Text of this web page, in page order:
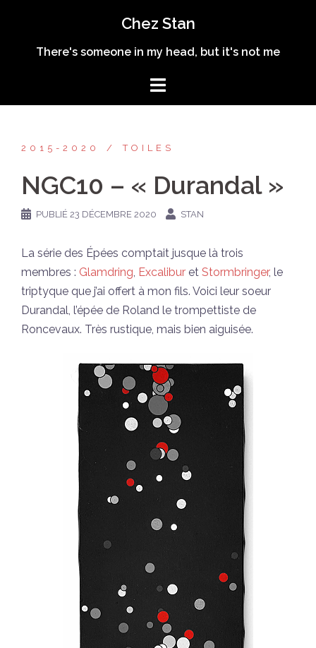
contenu
Chez Stan
There's someone in my head, but it's not me
2015-2020 TOILES
NGC10 – « Durandal »
PUBLIÉ 23 DÉCEMBRE 2020 STAN
La série des Épées comptait jusque là trois
membres : Glamdring, Excalibur et Stormbringer, le
triptyque que j’ai offert à mon fils. Voici leur soeur
Durandal, l’épée de Roland le trompettiste de
Roncevaux. Très rustique, mais bien aiguisée.